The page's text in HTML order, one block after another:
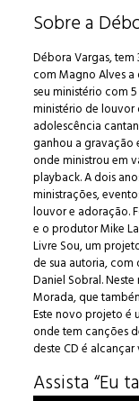
Sobre a
Débora Vargas, tem
com Magno Alves a
seu ministério com
ministério de louvor
adolescência
ganhou a gravação
onde ministrou em
playback. A dois
ministrações,
louvor e adoração.
e o produtor Mike
Livre Sou, um
de sua autoria, com
Daniel Sobral.
Morada, que
Este novo projeto é
onde tem canções
deste CD é
Assista “Eu